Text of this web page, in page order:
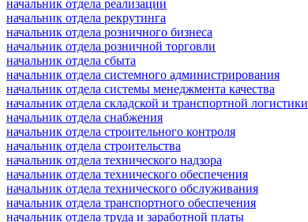
начальник отдела реализации
начальник отдела рекрутинга
начальник отдела розничного бизнеса
начальник отдела розничной торговли
начальник отдела сбыта
начальник отдела системного администрирования
начальник отдела системы менеджмента качества
начальник отдела складской и транспортной логистики
начальник отдела снабжения
начальник отдела строительного контроля
начальник отдела строительства
начальник отдела технического надзора
начальник отдела технического обеспечения
начальник отдела технического обслуживания
начальник отдела транспортного обеспечения
начальник отдела труда и заработной платы